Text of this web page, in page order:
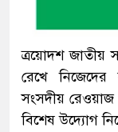
ত্রয়োদশ জাতীয়
রেখে
সংসদীয় রেওয়াজ
বিশেষ উদ্যোগ